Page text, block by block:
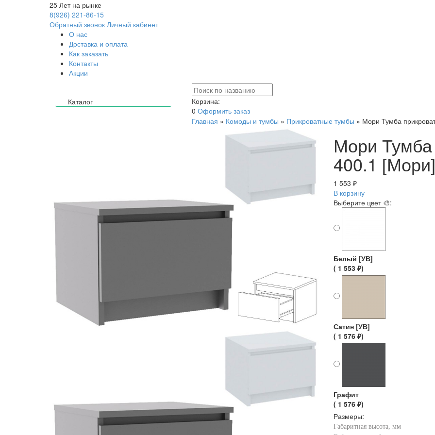
25 Лет на рынке
8(926) 221-86-15
Обратный звонок Личный кабинет
О нас
Доставка и оплата
Как заказать
Контакты
Акции
Каталог
Корзина:
0 Оформить заказ
Главная » Комоды и тумбы » Прикроватные тумбы » Мори Тумба
Мори
400.1 [Мори]
1 553 ₽
В корзину
Выберите цвет 🎨:
Белый [УВ]
( 1 553 ₽)
Сатин [УВ]
( 1 576 ₽)
Графит
( 1 576 ₽)
Размеры:
Габаритная высота, мм